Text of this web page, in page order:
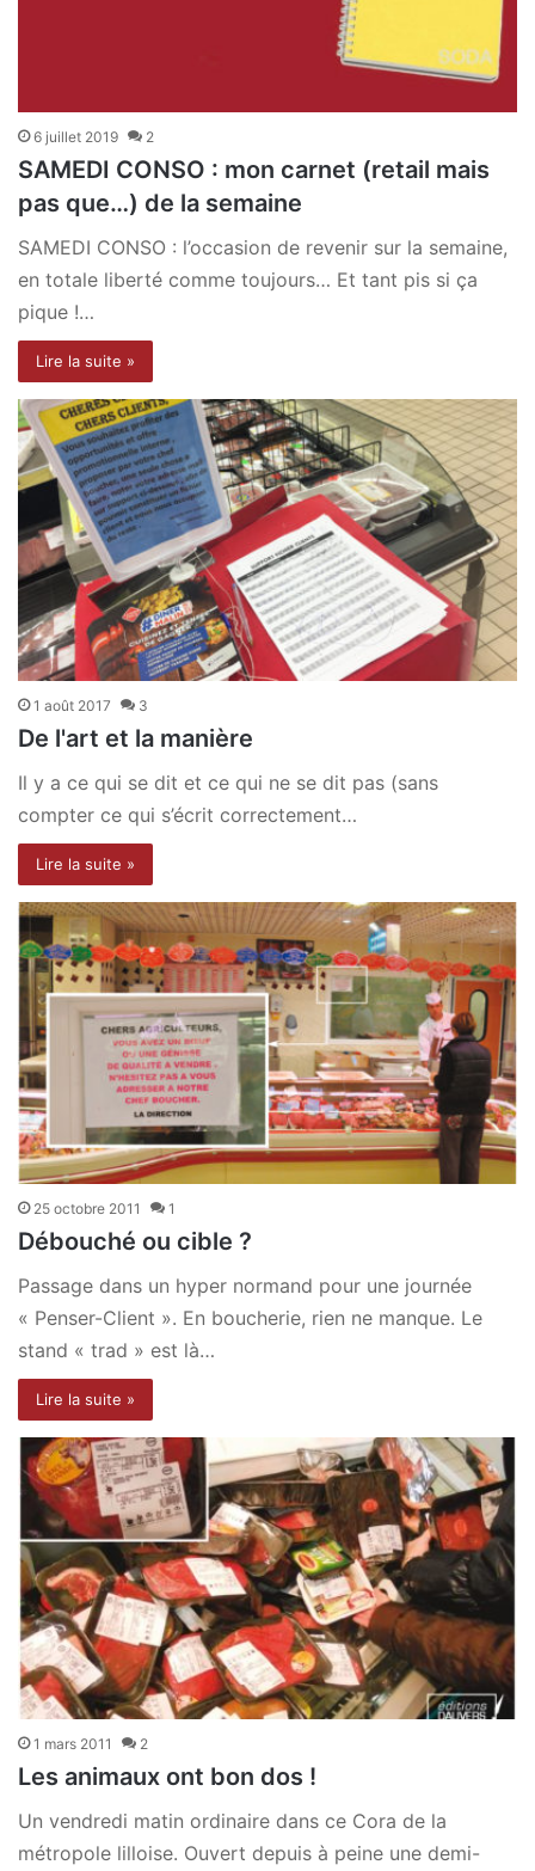
6 juillet 2019 2
SAMEDI CONSO : mon carnet (retail mais
pas que…) de la semaine
SAMEDI CONSO : l’occasion de revenir sur la semaine,
en totale liberté comme toujours… Et tant pis si ça
pique !…
Lire la suite »
1 août 2017 3
De l'art et la manière
Il y a ce qui se dit et ce qui ne se dit pas (sans
compter ce qui s’écrit correctement…
Lire la suite »
25 octobre 2011 1
Débouché ou cible ?
Passage dans un hyper normand pour une journée
« Penser-Client ». En boucherie, rien ne manque. Le
stand « trad » est là…
Lire la suite »
1 mars 2011 2
Les animaux ont bon dos !
Un vendredi matin ordinaire dans ce Cora de la
métropole lilloise. Ouvert depuis à peine une demi-